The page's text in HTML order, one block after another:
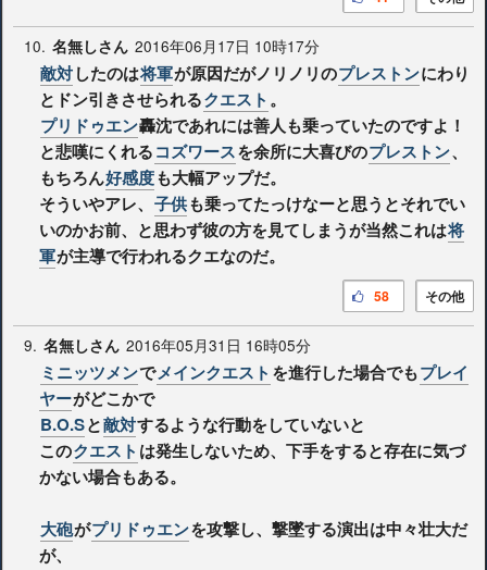
10. 名無しさん 2016年06月17日 10時17分
敵対したのは将軍が原因だがノリノリのプレストンにわり
とドン引きさせられるクエスト 。
プリドゥエン轟沈であれには善人も乗っていたのですよ！
と悲嘆にくれるコズワースを余所に大喜びのプレストン、
もちろん好感度も大幅アップだ。
そういやアレ、 子供も乗ってたっけなーと思うとそれでい
いのかお前、と思わず彼の方を見てしまうが当然これは将
軍が主導で行われるクエなのだ。
その他
58
9. 名無しさん 2016年05月31日 16時05分
ミニッツメンでメインクエスト を進行した場合でもプレイ
ヤーがどこかで
B.O.Sと敵対するような行動をしていないと
このクエスト は発生しないため、下手をすると存在に気づ
かない場合もある。
大砲がプリドゥエンを攻撃し、撃墜する演出は中々壮大だ
が、